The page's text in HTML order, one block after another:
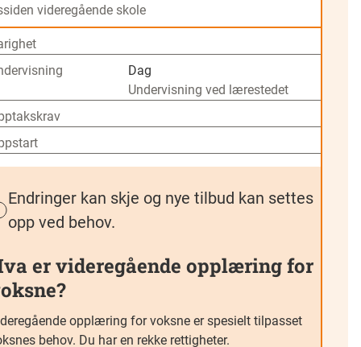
videregående skole
Dag
Undervisning ved lærestedet
Endringer kan skje og nye tilbud kan settes
opp ved behov.
er videregående opplæring for
opplæring for voksne er spesielt tilpasset
behov. Du har en rekke rettigheter.